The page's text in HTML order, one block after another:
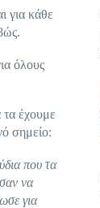
για κάθε
όλους
τα έχουμε
σημείο:
που τα
να
για